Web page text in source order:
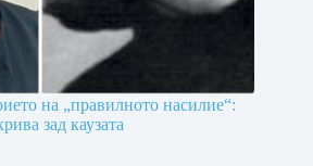
на „правилното насилие“:
зад каузата